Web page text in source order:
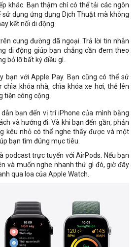
khác. Bạn thậm chí có thể tải các ngôn
dụng ứng dụng Dịch Thuật mà không
kết nối di động.
cung đường dã ngoại. Trả lời tin nhắn
di động giúp bạn chẳng cần đem theo
bỏ lỡ bất kỳ điều gì.
bạn với Apple Pay. Bạn cũng có thể sử
khóa nhà, chìa khóa xe hơi, thẻ lên
tiện công cộng.
bạn đến vị trí iPhone của mình bằng
và hướng đi. Và khi bạn đến gần, phản
kêu nhỏ có thể nghe thấy được và một
bạn tìm đúng mục tiêu.
podcast trực tuyến với AirPods. Nếu bạn
và muốn nghe nhanh thứ gì đó, giờ đây
qua loa của Apple Watch.